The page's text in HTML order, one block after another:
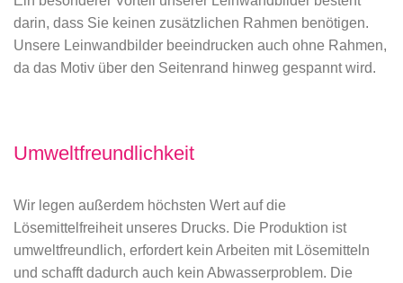
darin, dass Sie keinen zusätzlichen Rahmen benötigen.
Unsere Leinwandbilder beeindrucken auch ohne Rahmen,
da das Motiv über den Seitenrand hinweg gespannt wird.
Umweltfreundlichkeit
Wir legen außerdem höchsten Wert auf die
Lösemittelfreiheit unseres Drucks. Die Produktion ist
umweltfreundlich, erfordert kein Arbeiten mit Lösemitteln
und schafft dadurch auch kein Abwasserproblem. Die